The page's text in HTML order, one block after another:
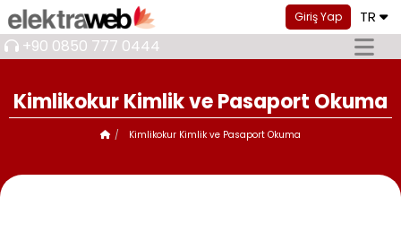
Giriş Yap TR
+90 0850 777 0444
Kimlikokur Kimlik ve Pasaport Okuma
Kimlikokur Kimlik ve Pasaport Okuma